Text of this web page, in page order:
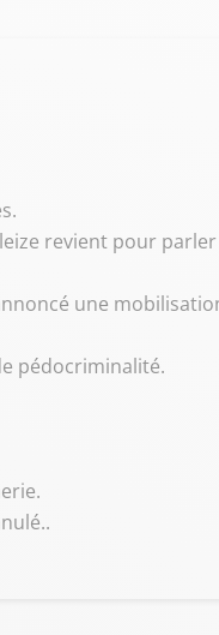
revient pour
une
pédocriminalité.